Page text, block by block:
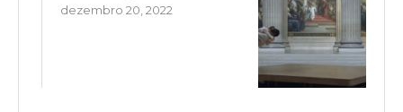
dezembro 20, 2022